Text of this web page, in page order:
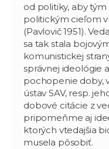
od politiky, aby
politickým cieľom
(Pavlovič 1951).
sa tak stala
komunistickej
správnej ideológie
pochopenie doby,
ústav SAV, resp.
dobové citácie z
pripomeňme aj
ktorých vtedajšia
musela pôsobiť.